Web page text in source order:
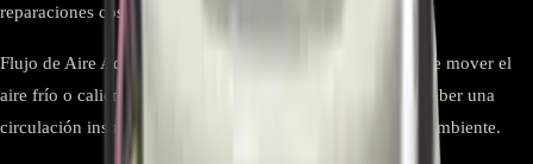
reparaciones costosas
Flujo de Aire Adecuado: El motor blower es responsable de mover el
aire frío o caliente. Si no funciona correctamente, puede haber una
circulación insuficiente, lo que afecta la comodidad en el ambiente.